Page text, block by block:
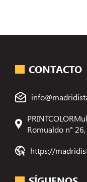
CONTACTO
Romualdo n°
https://